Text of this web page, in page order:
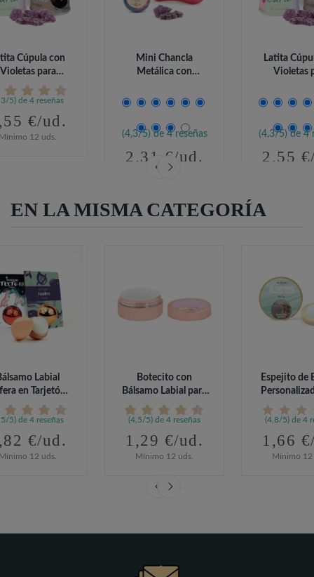
Cúpula con
Violetas para
Detalles de...
5) de 4 reseñas
€/ud.
12 uds.
Mini Chancla
Metálica con
(4,3/5) de 4 reseñas
2,31 €/ud.
Latita
Violetas
(4,3/5) de 4
2,55
EN LA MISMA CATEGORÍA
Labial
en Tarjetón
5) de 4 reseñas
€/ud.
12 uds.
Botecito con
Bálsamo Labial para
Detalle de...
(4,5/5) de 4 reseñas
1,29 €/ud.
Mínimo 12 uds.
Espejito de
(4,8/5) de 4
1,66
Mínimo 12